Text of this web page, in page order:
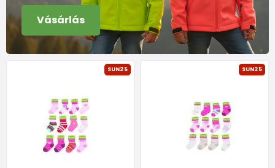
Vásárlás
SUN25 SUN25